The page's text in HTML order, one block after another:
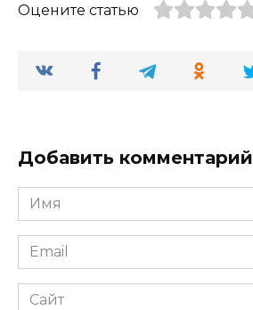
Оцените статью
Добавить комментарий
Имя
Email
Сайт